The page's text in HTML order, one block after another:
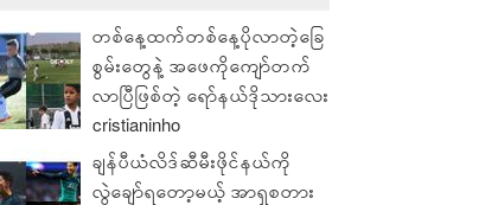
တစ်နေ့ထက်တစ်နေ့ပိုလာတဲ့ခြေ
စွမ်းတွေနဲ့ အဖေကိုကျော်တက်
လာပြီဖြစ်တဲ့ ရော်နယ်ဒိုသားလေး
cristianinho
ချန်ပီယံလိဒ်ဆီမီးဖိုင်နယ်ကို
လွဲချော်ရတော့မယ့် အာရှစတား